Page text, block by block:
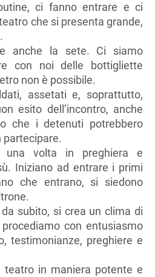
ci fanno entrare e ci
che si presenta grande,
anche la sete. Ci siamo
con noi delle bottigliette
non è possibile.
assetati e, soprattutto,
esito dell’incontro, anche
che i detenuti potrebbero
partecipare.
una volta in preghiera e
Iniziano ad entrare i primi
che entrano, si siedono
subito, si crea un clima di
con entusiasmo
testimonianze, preghiere e
teatro in maniera potente e